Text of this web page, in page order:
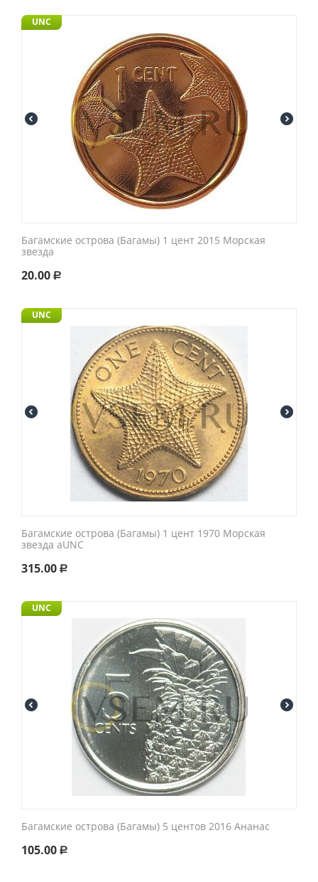
UNC
Багамские острова (Багамы) 1 цент 2015 Морская
звезда
20.00 Р
UNC
Багамские острова (Багамы) 1 цент 1970 Морская
звезда aUNC
315.00 Р
UNC
Багамские острова (Багамы) 5 центов 2016 Ананас
105.00 Р